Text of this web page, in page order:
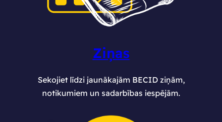
Ziņas
Sekojiet līdzi jaunākajām BECID ziņām,
notikumiem un sadarbības iespējām.